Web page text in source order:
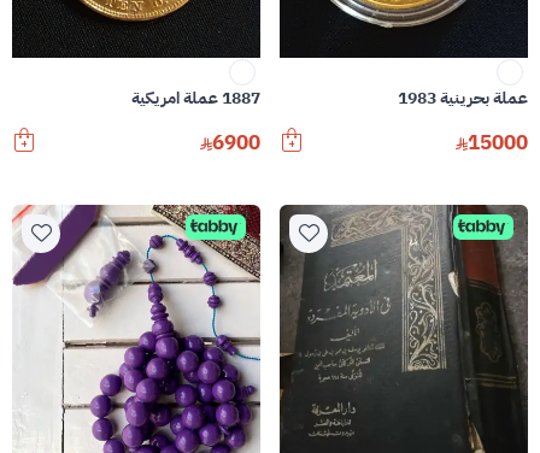
عملة بحرينية 1983
15000
1887 عملة امريكية
6900